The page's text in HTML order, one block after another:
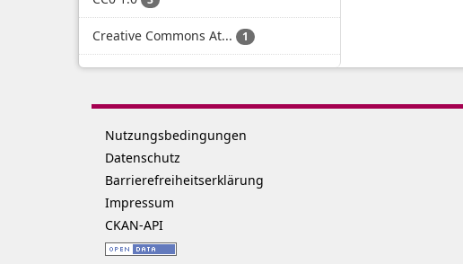
Creative Commons At... 1
Nutzungsbedingungen
Datenschutz
Barrierefreiheitserklärung
Impressum
CKAN-API